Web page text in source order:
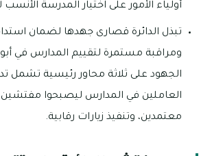
أولياء الأمور على اختيار المدرسة
تبذل الدائرة قصارى جهدها لضمان
ومراقبة مستمرة لتقييم المدارس في
الجهود على ثلاثة محاور رئيسية تشمل
العاملين في المدارس ليصبحوا
معتمدين، وتنفيذ زيارات رقابية.